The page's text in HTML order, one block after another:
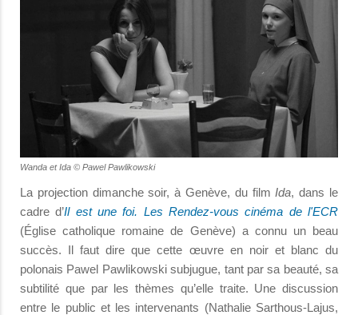
Wanda et Ida © Pawel Pawlikowski
La projection dimanche soir, à Genève, du film Ida, dans le
cadre d’Il est une foi. Les Rendez-vous cinéma de l'ECR
(Église catholique romaine de Genève) a connu un beau
succès. Il faut dire que cette œuvre en noir et blanc du
polonais Pawel Pawlikowski subjugue, tant par sa beauté, sa
subtilité que par les thèmes qu’elle traite. Une discussion
entre le public et les intervenants (Nathalie Sarthous-Lajus,